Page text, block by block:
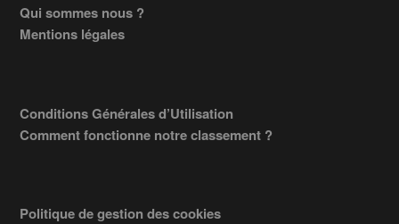
Footer
Qui sommes nous ?
Mentions légales
Conditions Générales d’Utilisation
Comment fonctionne notre classement ?
Politique de gestion des cookies